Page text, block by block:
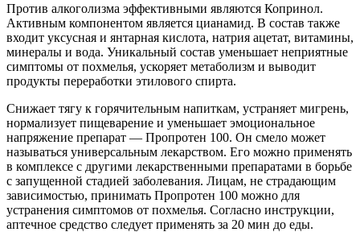
Против алкоголизма эффективными являются Копринол.
Активным компонентом является цианамид. В состав также
входит уксусная и янтарная кислота, натрия ацетат, витамины,
минералы и вода. Уникальный состав уменьшает неприятные
симптомы от похмелья, ускоряет метаболизм и выводит
продукты переработки этилового спирта.
Снижает тягу к горячительным напиткам, устраняет мигрень,
нормализует пищеварение и уменьшает эмоциональное
напряжение препарат — Пропротен 100. Он смело может
называться универсальным лекарством. Его можно применять
в комплексе с другими лекарственными препаратами в борьбе
с запущенной стадией заболевания. Лицам, не страдающим
зависимостью, принимать Пропротен 100 можно для
устранения симптомов от похмелья. Согласно инструкции,
аптечное средство следует применять за 20 мин до еды.